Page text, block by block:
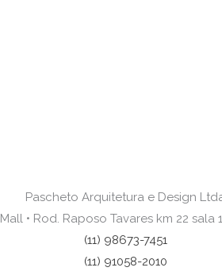
Pascheto Arquitetura e Design
• Rod. Raposo Tavares km 22 sala
(11) 98673-7451
(11) 91058-2010